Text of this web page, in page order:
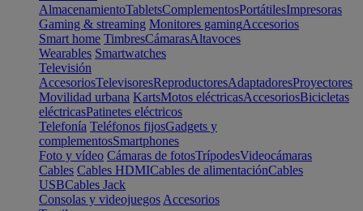
AlmacenamientoTabletsComplementosPortátilesImpresoras
Gaming & streaming Monitores gamingAccesorios
Smart home TimbresCámarasAltavoces
Wearables Smartwatches
Televisión
AccesoriosTelevisoresReproductoresAdaptadoresProyectores
Movilidad urbana KartsMotos eléctricasAccesoriosBicicletas
eléctricasPatinetes eléctricos
Telefonía Teléfonos fijosGadgets y
complementosSmartphones
Foto y vídeo Cámaras de fotosTrípodesVideocámaras
Cables Cables HDMICables de alimentaciónCables
USBCables Jack
Consolas y videojuegos Accesorios